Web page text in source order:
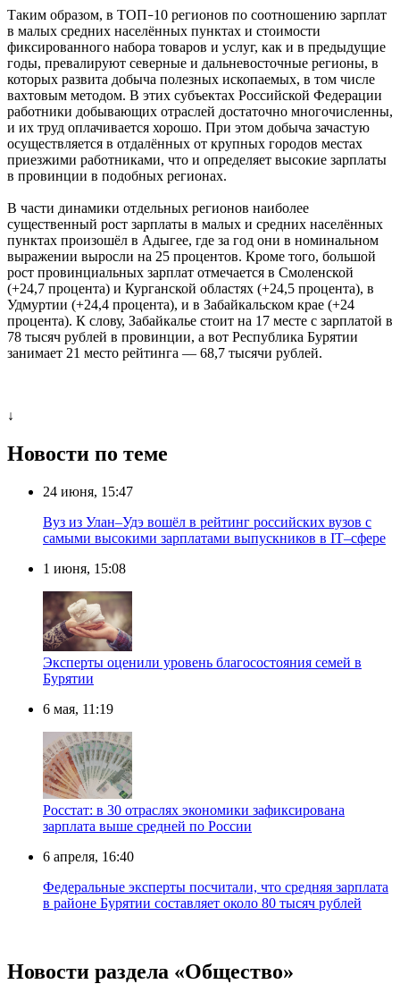
Таким образом, в ТОП–10 регионов по соотношению зарплат
в малых средних населённых пунктах и стоимости
фиксированного набора товаров и услуг, как и в предыдущие
годы, превалируют северные и дальневосточные регионы, в
которых развита добыча полезных ископаемых, в том числе
вахтовым методом. В этих субъектах Российской Федерации
работники добывающих отраслей достаточно многочисленны,
и их труд оплачивается хорошо. При этом добыча зачастую
осуществляется в отдалённых от крупных городов местах
приезжими работниками, что и определяет высокие зарплаты
в провинции в подобных регионах.
В части динамики отдельных регионов наиболее
существенный рост зарплаты в малых и средних населённых
пунктах произошёл в Адыгее, где за год они в номинальном
выражении выросли на 25 процентов. Кроме того, большой
рост провинциальных зарплат отмечается в Смоленской
(+24,7 процента) и Курганской областях (+24,5 процента), в
Удмуртии (+24,4 процента), и в Забайкальском крае (+24
процента). К слову, Забайкалье стоит на 17 месте с зарплатой в
78 тысяч рублей в провинции, а вот Республика Бурятии
занимает 21 место рейтинга — 68,7 тысячи рублей.
↓
Новости по теме
24 июня, 15:47
Вуз из Улан–Удэ вошёл в рейтинг российских вузов с
самыми высокими зарплатами выпускников в IT–сфере
1 июня, 15:08
Эксперты оценили уровень благосостояния семей в
Бурятии
6 мая, 11:19
Росстат: в 30 отраслях экономики зафиксирована
зарплата выше средней по России
6 апреля, 16:40
Федеральные эксперты посчитали, что средняя зарплата
в районе Бурятии составляет около 80 тысяч рублей
Новости раздела «Общество»